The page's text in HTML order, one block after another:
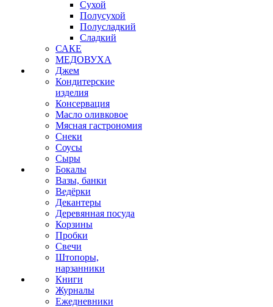
Сухой
Полусухой
Полусладкий
Сладкий
САКЕ
МЕДОВУХА
Джем
Кондитерские
изделия
Консервация
Масло оливковое
Мясная гастрономия
Снеки
Соусы
Сыры
Бокалы
Вазы, банки
Ведёрки
Декантеры
Деревянная посуда
Корзины
Пробки
Свечи
Штопоры,
нарзанники
Книги
Журналы
Ежедневники